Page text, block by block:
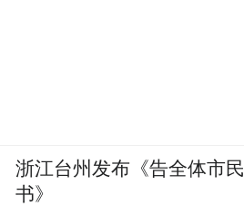
浙江台州发布《告全体市民
书》